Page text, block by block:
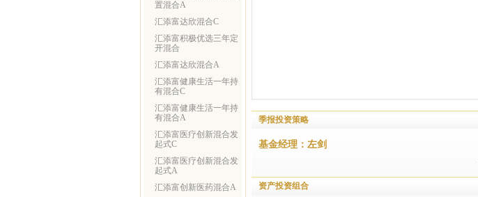
置混合A
汇添富达欣混合C
汇添富积极优选三年定
开混合
汇添富达欣混合A
汇添富健康生活一年持
有混合C
汇添富健康生活一年持
有混合A
汇添富医疗创新混合发
起式C
汇添富医疗创新混合发
起式A
汇添富创新医药混合A
季报投资策略
基金经理：左剑
资产投资组合